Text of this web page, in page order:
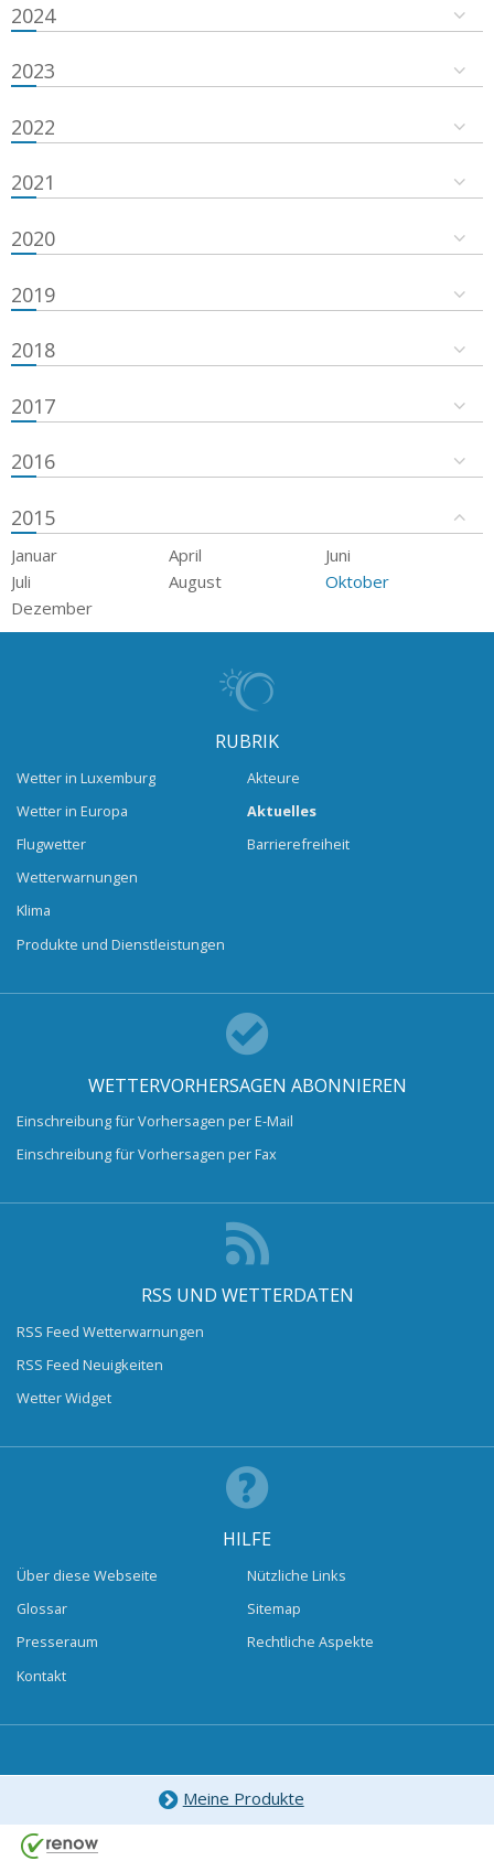
2024
2023
2022
2021
2020
2019
2018
2017
2016
2015
Januar April
Juni
Juli
August
Oktober
Dezember
RUBRIK
Wetter in Luxemburg
Wetter in Europa
Flugwetter
Wetterwarnungen
Klima
Produkte und Dienstleistungen
Akteure
Aktuelles
Barrierefreiheit
WETTERVORHERSAGEN ABONNIEREN
Einschreibung für Vorhersagen per E-Mail
Einschreibung für Vorhersagen per Fax
RSS UND WETTERDATEN
RSS Feed Wetterwarnungen
RSS Feed Neuigkeiten
Wetter Widget
HILFE
Über diese Webseite
Glossar
Presseraum
Kontakt
Nützliche Links
Sitemap
Rechtliche Aspekte
Meine Produkte